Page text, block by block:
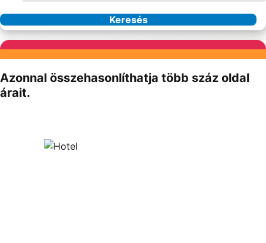
Keresés
Partnereink
Azonnal összehasonlíthatja több száz oldal
árait.